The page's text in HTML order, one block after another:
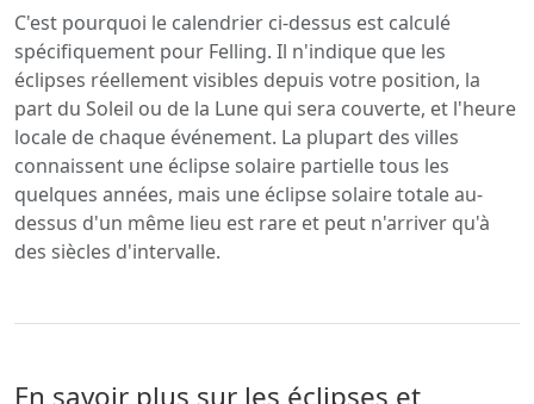
C'est pourquoi le calendrier ci-dessus est calculé
spécifiquement pour Felling. Il n'indique que les
éclipses réellement visibles depuis votre position, la
part du Soleil ou de la Lune qui sera couverte, et l'heure
locale de chaque événement. La plupart des villes
connaissent une éclipse solaire partielle tous les
quelques années, mais une éclipse solaire totale au-
dessus d'un même lieu est rare et peut n'arriver qu'à
des siècles d'intervalle.
En savoir plus sur les éclipses et